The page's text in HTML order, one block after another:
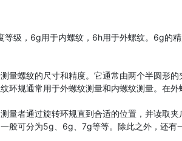
等级，6g用于内螺纹，6h用于外螺纹。6g的
量螺纹的尺寸和精度。它通常由两个半圆形
环规通常用于外螺纹测量和内螺纹测量。在
量者通过旋转环规直到合适的位置，并读取
般可分为5g、6g、7g等等。除此之外，还